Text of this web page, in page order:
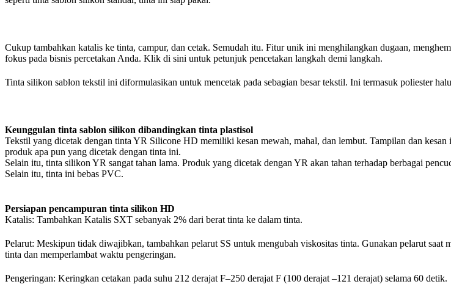
Cukup tambahkan katalis ke tinta, campur, dan cetak. Semudah itu. Fitur unik ini menghilangkan dugaan,
fokus pada bisnis percetakan Anda. Klik di sini untuk petunjuk pencetakan langkah demi langkah.
Tinta silikon sablon tekstil ini diformulasikan untuk mencetak pada sebagian besar tekstil. Ini termasuk poliester
Keunggulan tinta sablon silikon dibandingkan tinta plastisol
Tekstil yang dicetak dengan tinta YR Silicone HD memiliki kesan mewah, mahal, dan lembut. Tampilan dan
produk apa pun yang dicetak dengan tinta ini.
Selain itu, tinta silikon YR sangat tahan lama. Produk yang dicetak dengan YR akan tahan terhadap berbagai
Selain itu, tinta ini bebas PVC.
Persiapan pencampuran tinta silikon HD
Katalis: Tambahkan Katalis SXT sebanyak 2% dari berat tinta ke dalam tinta.
Pelarut: Meskipun tidak diwajibkan, tambahkan pelarut SS untuk mengubah viskositas tinta. Gunakan pelarut saat
tinta dan memperlambat waktu pengeringan.
Pengeringan: Keringkan cetakan pada suhu 212 derajat F–250 derajat F (100 derajat –121 derajat) selama 60 detik.